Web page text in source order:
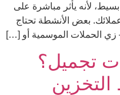
لأنه يأثر مباشرة على
بعض الأنشطة تحتاج
زي الحملات الموسمية أو […]
تجميل؟